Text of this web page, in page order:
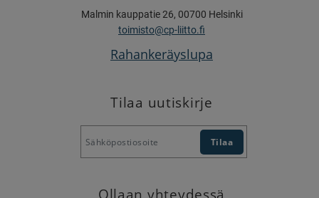
Malmin kauppatie 26, 00700 Helsinki
toimisto@cp-liitto.fi
Rahankeräyslupa
Tilaa uutiskirje
Ollaan yhteydessä